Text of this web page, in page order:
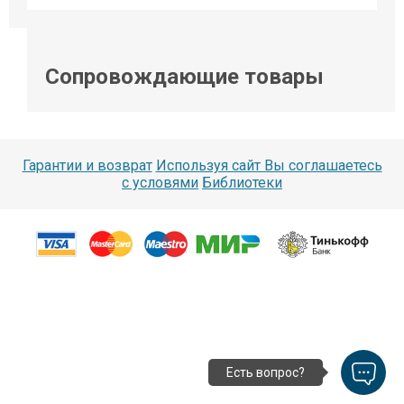
Сопровождающие товары
Гарантии и возврат Используя сайт Вы соглашаетесь
с условями Библиотеки
Есть вопрос?